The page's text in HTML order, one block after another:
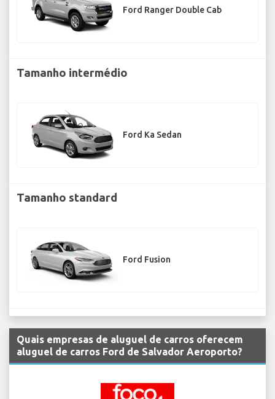
Ford Ranger Double Cab
Tamanho intermédio
Ford Ka Sedan
Tamanho standard
Ford Fusion
Quais empresas de aluguel de carros oferecem
aluguel de carros Ford de Salvador Aeroporto?